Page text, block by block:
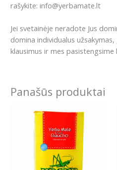
rašykite: info@yerbamate.lt
Jei svetainėje neradote Jus
domina individualus
klausimus ir mes
Panašūs produktai